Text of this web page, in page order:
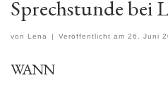
Sprechstunde bei
von Lena Veröffentlicht am26. Juni
WANN